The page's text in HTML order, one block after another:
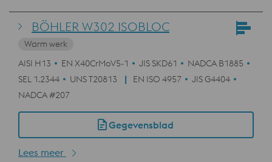
BÖHLER W302 ISOBLOC
Warm werk
AISI H13
EN X40CrMoV5-1 JIS SKD61
NADCA B1885
SEL 1.2344
UNS T20813 EN ISO 4957
JIS G4404
NADCA #207
Gegevensblad
Lees meer